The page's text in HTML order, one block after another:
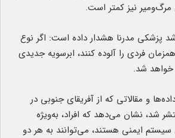
مرگ‌ومیر نیز کمتر است.
پزشکی مدرنا هشدار داده است: اگر نوع
فردی را آلوده کنند، ابرسویه جدیدی
خواهد شد.
و مقالاتی که از آفریقای جنوبی در
شد، نشان می‌دهد که افراد، به‌ویژه
سیستم ایمنی هستند، می‌توانند به هر دو